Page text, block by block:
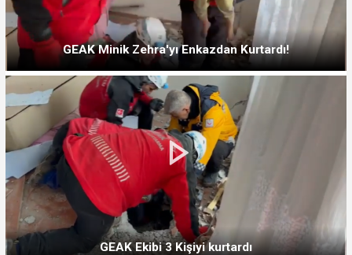
GEAK Minik Zehra'yı Enkazdan Kurtardı!
GEAK Ekibi 3 Kişiyi kurtardı